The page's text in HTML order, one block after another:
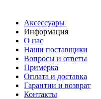
Аксессуары
Информация
О нас
Наши поставщики
Вопросы и ответы
Примерка
Оплата и доставка
Гарантии и возврат
Контакты